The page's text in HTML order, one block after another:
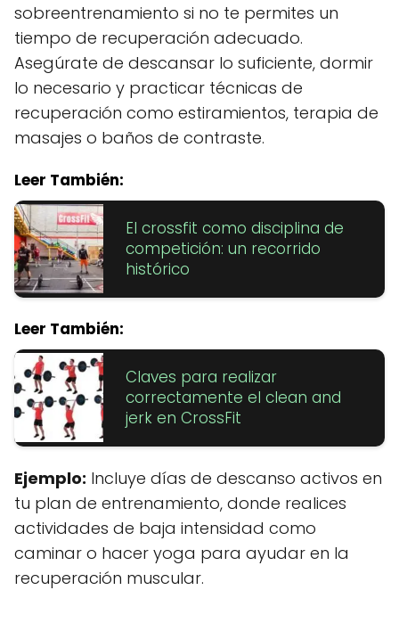
sobreentrenamiento si no te permites un
tiempo de recuperación adecuado.
Asegúrate de descansar lo suficiente, dormir
lo necesario y practicar técnicas de
recuperación como estiramientos, terapia de
masajes o baños de contraste.
Leer También:
El crossfit como disciplina de
competición: un recorrido
histórico
Leer También:
Claves para realizar
correctamente el clean and
jerk en CrossFit
Ejemplo: Incluye días de descanso activos en
tu plan de entrenamiento, donde realices
actividades de baja intensidad como
caminar o hacer yoga para ayudar en la
recuperación muscular.